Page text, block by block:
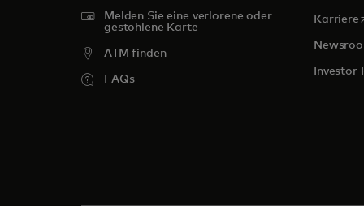
Melden Sie eine verlorene oder
gestohlene Karte
ATM finden
FAQs
Karriere
Investor